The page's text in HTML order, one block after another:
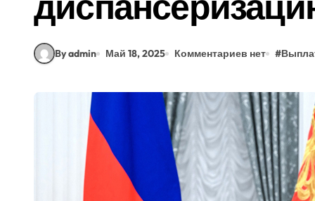
By admin Май 18, 2025 Комментариев нет #